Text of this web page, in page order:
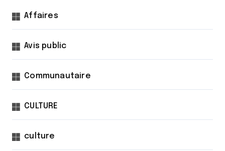
Affaires
Avis public
Communautaire
CULTURE
culture